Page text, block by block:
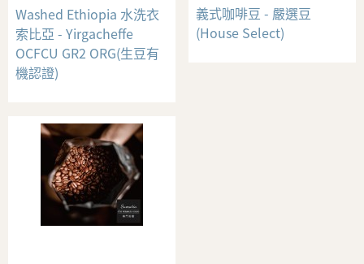
Washed Ethiopia 水洗衣
索比亞 - Yirgacheffe
OCFCU GR2 ORG(生豆有
機認證)
義式咖啡豆 - 嚴選豆
(House Select)